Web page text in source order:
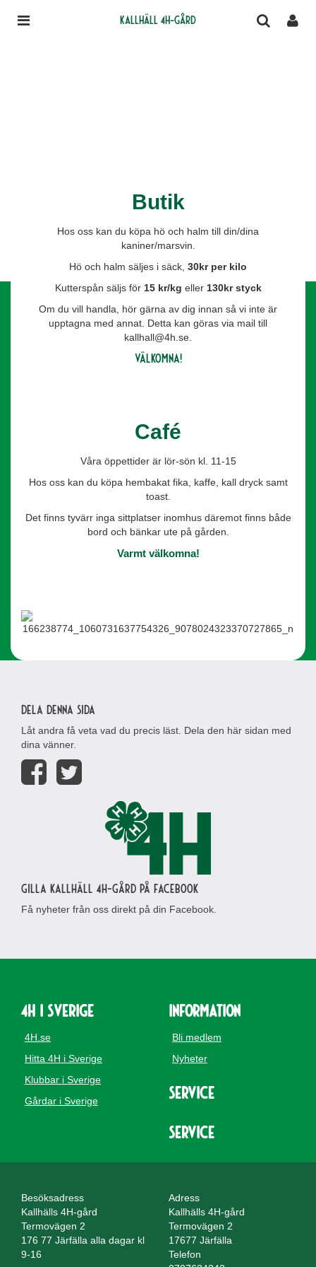
Kallhäll 4H-gård
Butik
Hos oss kan du köpa hö och halm till din/dina
kaniner/marsvin.
Hö och halm säljes i säck, 30kr per kilo
Kutterspån säljs för 15 kr/kg eller130kr styck
Om du vill handla, hör gärna av dig innan så vi inte är
upptagna med annat. Detta kan göras via mail till
kallhall@4h.se.
välkomna!
Café
Våra öppettider är lör-sön kl. 11-15
Hos oss kan du köpa hembakat fika, kaffe, kall dryck samt
toast.
Det finns tyvärr inga sittplatser inomhus däremot finns både
bord och bänkar ute på gården.
Varmt välkomna!
Dela denna sida
Låt andra få veta vad du precis läst. Dela den här sidan med
dina vänner.
Gilla Kallhäll 4H-gård på Facebook
Få nyheter från oss direkt på din Facebook.
4H i Sverige
4H.se
Hitta 4H i Sverige
Klubbar i Sverige
Gårdar i Sverige
Information
Bli medlem
Nyheter
Service
Service
Besöksadress
Kallhälls 4H-gård
Termovägen 2
176 77 Järfälla alla dagar kl
9-16
Adress
Kallhälls 4H-gård
Termovägen 2
17677 Järfälla
Telefon